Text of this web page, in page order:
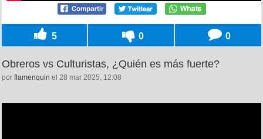
5 0 0
Obreros vs Culturistas, ¿Quién es más fuerte?
por flamenquin el 28 mar 2025, 12:08